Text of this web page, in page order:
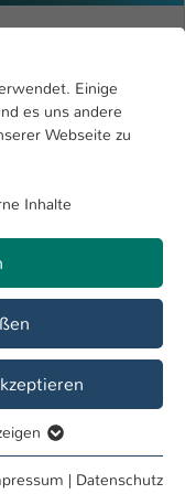
4
Open submenu
sexueller
Einige
es uns andere
Webseite zu
Inhalte
Funktionen
| Datenschutz